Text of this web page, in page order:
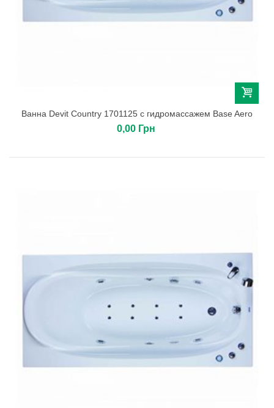
Ванна Devit Country 1701125 с гидромассажем Base Aero
0,00 Грн